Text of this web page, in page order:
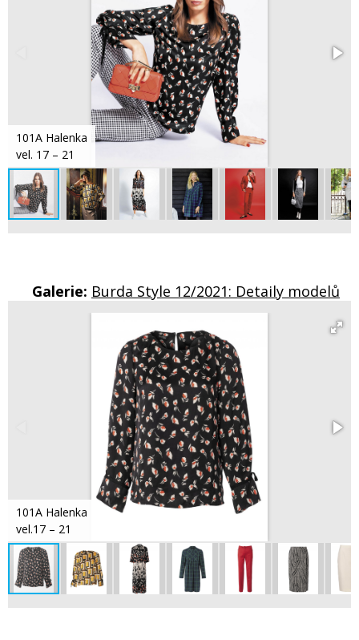
101A Halenka
vel. 17 – 21
Galerie: Burda Style 12/2021: Detaily modelů
101A Halenka
vel.17 – 21